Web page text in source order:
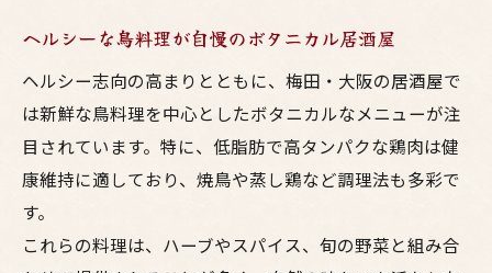
ヘルシーな鳥料理が自慢のボタニカル居酒屋
ヘルシー志向の高まりとともに、梅田・大阪の居酒屋で
は新鮮な鳥料理を中心としたボタニカルなメニューが注
目されています。特に、低脂肪で高タンパクな鶏肉は健
康維持に適しており、焼鳥や蒸し鶏など調理法も多彩で
す。
これらの料理は、ハーブやスパイス、旬の野菜と組み合